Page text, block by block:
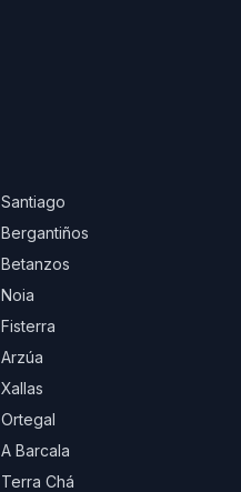
Santiago
Bergantiños
Betanzos
Noia
Fisterra
Arzúa
Xallas
Ortegal
A Barcala
Terra Chá